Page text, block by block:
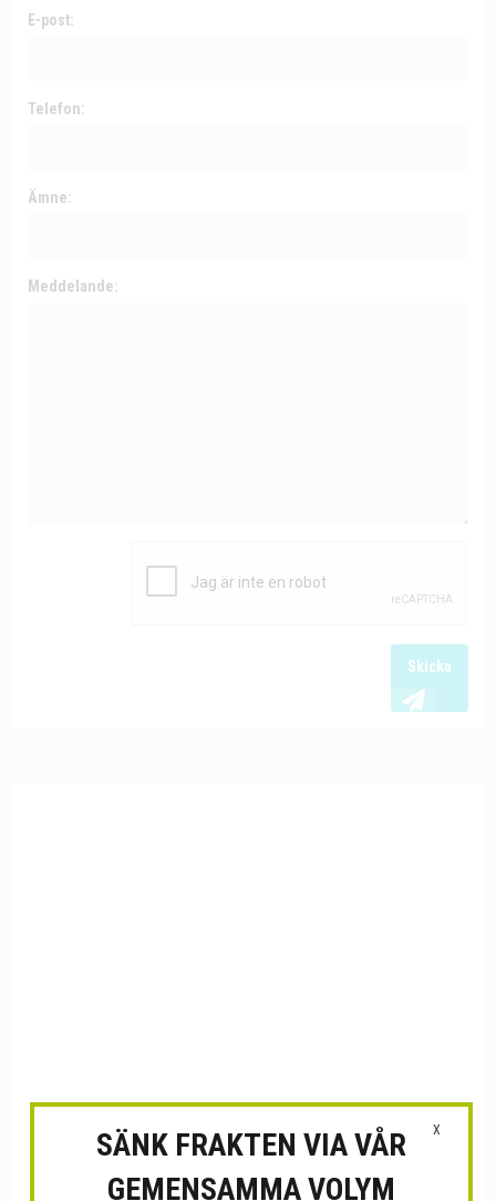
E-post:
Telefon:
Ämne:
Meddelande:
Skicka
X
SÄNK FRAKTEN VIA VÅR
GEMENSAMMA VOLYM